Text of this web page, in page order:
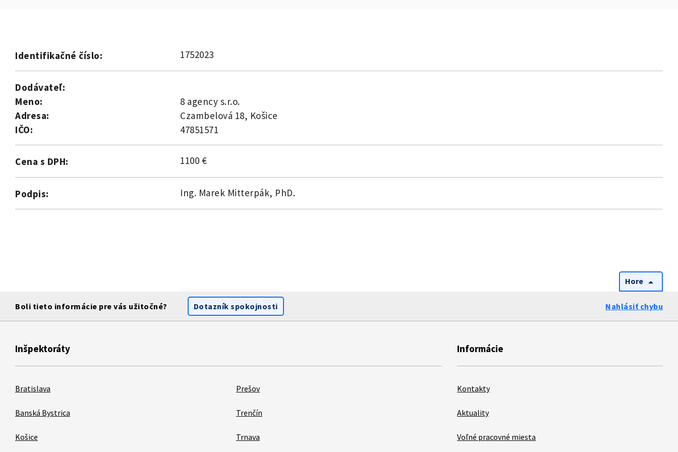
Identifikačné číslo: 1752023
Dodávateľ:
Meno:
8 agency s.r.o.
Adresa:
Czambelová 18, Košice
IČO:
47851571
Cena s DPH: 1100 €
Podpis: Ing. Marek Mitterpák, PhD.
Hore arrow_drop_up
Boli tieto informácie pre vás užitočné? Dotazník spokojnosti Nahlásiť chybu
Inšpektoráty
Bratislava
Banská Bystrica
Košice
Prešov
Trenčín
Trnava
Informácie
Kontakty
Aktuality
Voľné pracovné miesta